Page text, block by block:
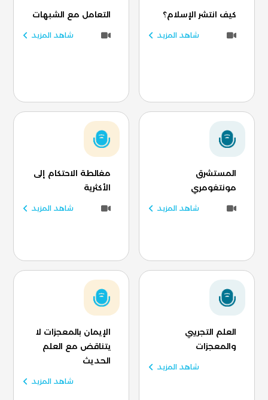
كيف انتشر الإسلام؟
شاهد المزيد
التعامل مع الشبهات
شاهد المزيد
المستشرق
مونتغومري
شاهد المزيد
مغالطة الاحتكام إلى
الأكثرية
شاهد المزيد
العلم التجريبي
والمعجزات
شاهد المزيد
الإيمان بالمعجزات لا
يتناقض مع العلم
الحديث
شاهد المزيد